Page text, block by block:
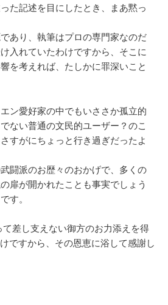
た記述を目にしたとき、まあ黙っ
あり、執筆はプロの専門家なのだ
入れていたわけですから、そこに
を考えれば、たしかに罪深いこと
ン愛好家の中でもいささか孤立的
ない普通の文民的ユーザー？のこ
すがにちょっと行き過ぎだったよ
闘派のお歴々のおかげで、多くの
扉が開かれたことも事実でしょう
す。
差し支えない御方のお力添えを得
ですから、その恩恵に浴して感謝し